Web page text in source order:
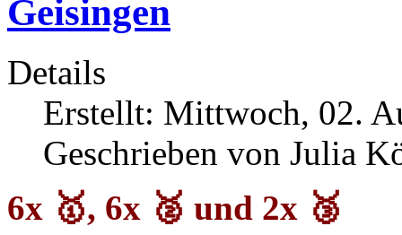
Geisingen
Details
Erstellt: Mittwoch, 02.
Geschrieben von Julia
6x 🥇, 6x 🥈 und 2x 🥉